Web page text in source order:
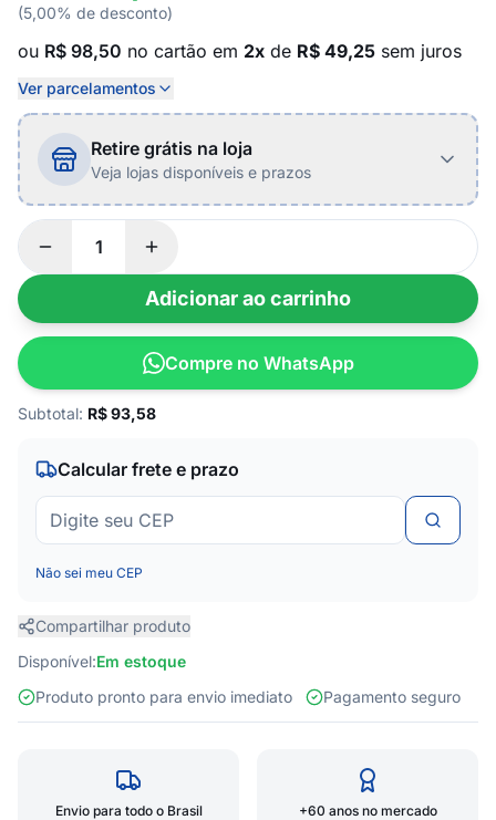
(5,00% de desconto)
ou R$ 98,50 no cartão em 2x de R$ 49,25 sem juros
Ver parcelamentos
Retire grátis na loja
Veja lojas disponíveis e prazos
Adicionar ao carrinho
Compre no WhatsApp
Subtotal: R$93,58
Calcular frete e prazo
Não sei meu CEP
Compartilhar produto
Disponível:Em estoque
Produto pronto para envio imediato
Pagamento seguro
Envio para todo o Brasil +60 anos no mercado